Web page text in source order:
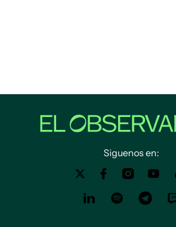
Siguenos en: